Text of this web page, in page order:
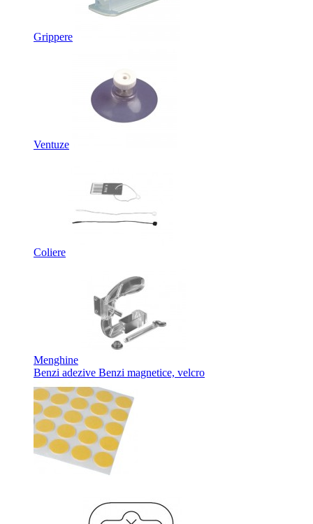
Grippere
Ventuze
Coliere
Menghine
Benzi adezive Benzi magnetice, velcro